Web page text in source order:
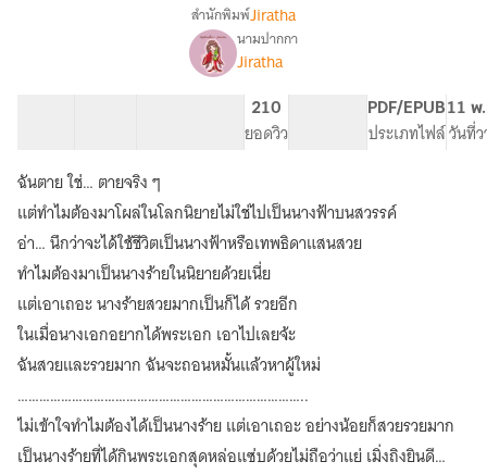
เรื่อง
ทำไม
ฉัน
ได้
เล่น
บท
ร้า
ยกันเนี่ย?
为
什
么
我
演
女
反
派
的
戏
剧
สำนักพิมพ์Jiratha
นามปากกา
๋Jiratha
210
ยอดวิว
PDF/EPUB
ประเภทไฟล์
11 พ
วันที่
ฉันตาย ใช่… ตายจริง ๆ
แต่ทำไมต้องมาโผล่ในโลกนิยายไม่ใช่ไปเป็นนางฟ้าบนสวรรค์
อ่า… นึกว่าจะได้ใช้ชีวิตเป็นนางฟ้าหรือเทพธิดาแสนสวย
ทำไมต้องมาเป็นนางร้ายในนิยายด้วยเนี่ย
แต่เอาเถอะ นางร้ายสวยมากเป็นก็ได้ รวยอีก
ในเมื่อนางเอกอยากได้พระเอก เอาไปเลยจ้ะ
ฉันสวยและรวยมาก ฉันจะถอนหมั้นแล้วหาผู้ใหม่
……………………………………………………………………..
ไม่เข้าใจทำไมต้องได้เป็นนางร้าย แต่เอาเถอะ อย่างน้อยก็สวยรวยมาก
เป็นนางร้ายที่ได้กินพระเอกสุดหล่อแซ่บด้วยไม่ถือว่าแย่ เมิ่งถิงยินดี